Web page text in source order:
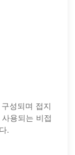
성되며 접지
용되는 비접
.